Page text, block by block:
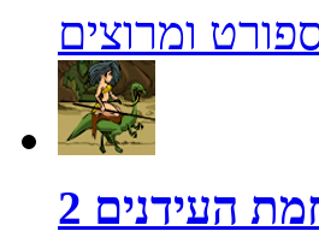
ומרוצים
העידנים 2